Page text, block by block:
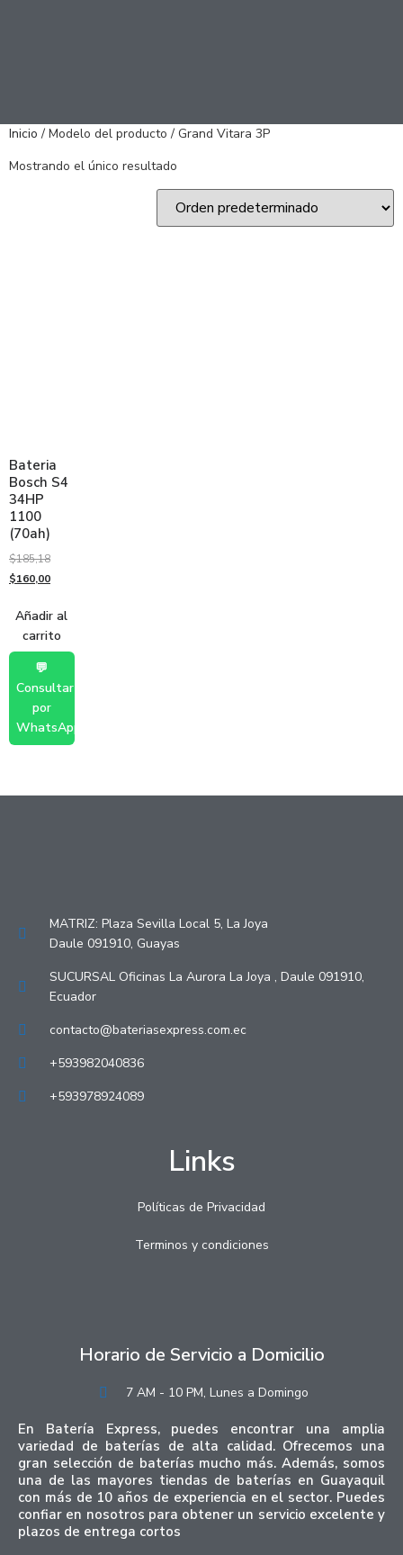
Inicio / Modelo del producto / Grand Vitara 3P
Mostrando el único resultado
Bateria
Bosch S4
34HP
1100
(70ah)
$185,18
$160,00
Añadir al
carrito
💬
Consultar
por
WhatsApp
MATRIZ: Plaza Sevilla Local 5, La Joya
Daule 091910, Guayas
SUCURSAL Oficinas La Aurora La Joya , Daule 091910,
Ecuador
contacto@bateriasexpress.com.ec
+593982040836
+593978924089
Links
Políticas de Privacidad
Terminos y condiciones
Horario de Servicio a Domicilio
7 AM - 10 PM, Lunes a Domingo
En Batería Express, puedes encontrar una amplia
variedad de baterías de alta calidad. Ofrecemos una
gran selección de baterías mucho más. Además, somos
una de las mayores tiendas de baterías en Guayaquil
con más de 10 años de experiencia en el sector. Puedes
confiar en nosotros para obtener un servicio excelente y
plazos de entrega cortos